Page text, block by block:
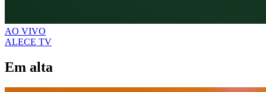
AO VIVO
ALECE TV
Em alta